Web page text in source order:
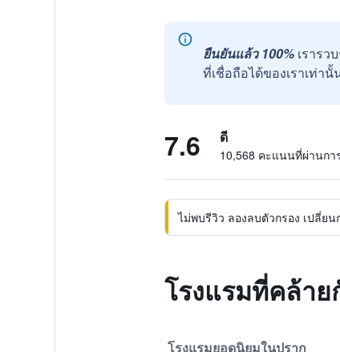
ยืนยันแล้ว 100% เรารว
ที่เชื่อถือได้ของเราเท่านั้
7.6 ดี
10,568 คะแนนที่ผ่านกา
ไม่พบรีวิว ลองลบตัวกรอง เปลี่ย
โรงแรมที่คล้า
โรงแรมยอดนิยมในปราก